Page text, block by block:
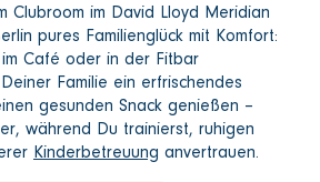
Clubroom im David Lloyd Meridian
pures Familienglück mit Komfort:
Café oder in der Fitbar
Familie ein erfrischendes
gesunden Snack genießen –
während Du trainierst, ruhigen
Kinderbetreuung anvertrauen.